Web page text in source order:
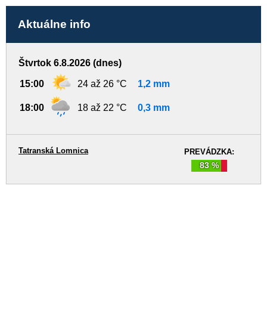
Aktuálne info
Štvrtok 6.8.2026 (dnes)
15:00 24 až 26 °C 1,2 mm
18:00 18 až 22 °C 0,3 mm
PREVÁDZKA:
83 %
Tatranská Lomnica